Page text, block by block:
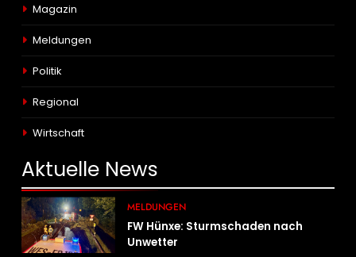
Magazin
Meldungen
Politik
Regional
Wirtschaft
Aktuelle News
MELDUNGEN
FW Hünxe: Sturmschaden nach
Unwetter